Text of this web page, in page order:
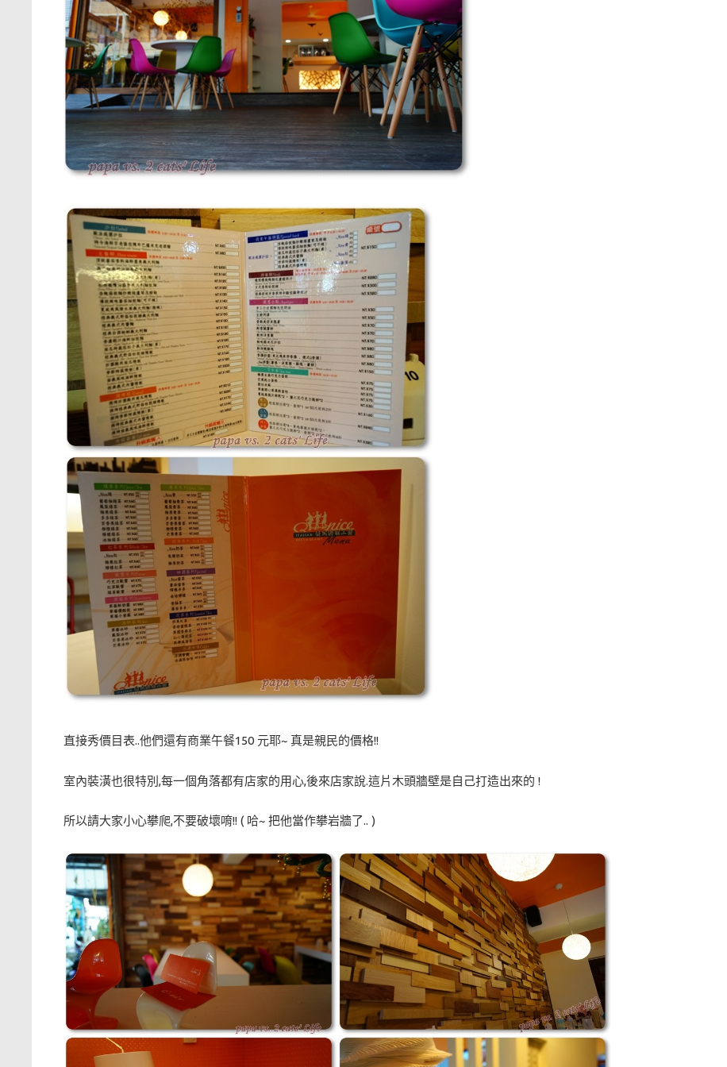
直接秀價目表..他們還有商業午餐150 元耶~ 真是親民的價格!!
室內裝潢也很特別,每一個角落都有店家的用心,後來店家說.這片木頭牆壁是自己打造出來的 !
所以請大家小心攀爬,不要破壞唷!! ( 哈~ 把他當作攀岩牆了.. )